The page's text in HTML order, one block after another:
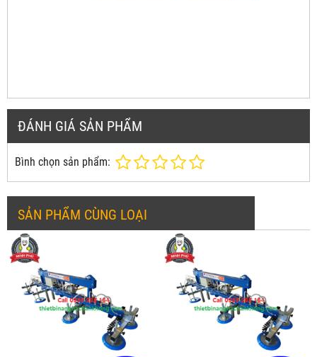
ĐÁNH GIÁ SẢN PHẨM
Bình chọn sản phẩm:
SẢN PHẨM CÙNG LOẠI